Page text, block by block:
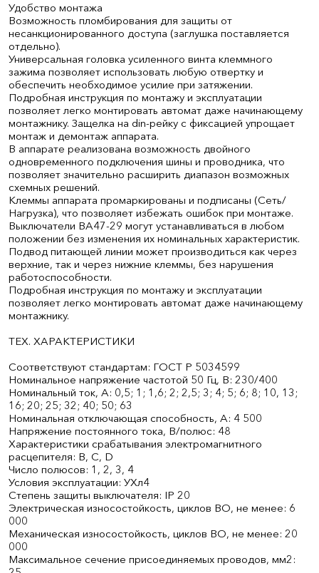
Удобство монтажа
Возможность пломбирования для защиты от
несанкционированного доступа (заглушка поставляется
отдельно).
Универсальная головка усиленного винта клеммного
зажима позволяет использовать любую отвертку и
обеспечить необходимое усилие при затяжении.
Подробная инструкция по монтажу и эксплуатации
позволяет легко монтировать автомат даже начинающему
монтажнику. Защелка на din-рейку с фиксацией упрощает
монтаж и демонтаж аппарата.
В аппарате реализована возможность двойного
одновременного подключения шины и проводника, что
позволяет значительно расширить диапазон возможных
схемных решений.
Клеммы аппарата промаркированы и подписаны (Сеть/
Нагрузка), что позволяет избежать ошибок при монтаже.
Выключатели ВА47-29 могут устанавливаться в любом
положении без изменения их номинальных характеристик.
Подвод питающей линии может производиться как через
верхние, так и через нижние клеммы, без нарушения
работоспособности.
Подробная инструкция по монтажу и эксплуатации
позволяет легко монтировать автомат даже начинающему
монтажнику.
ТЕХ. ХАРАКТЕРИСТИКИ
Соответствуют стандартам: ГОСТ Р 50345­99
Номинальное напряжение частотой 50 Гц, В: 230/400
Номинальный ток, А: 0,5; 1; 1,6; 2; 2,5; 3; 4; 5; 6; 8; 10, 13;
16; 20; 25; 32; 40; 50; 63
Номинальная отключающая способность, А: 4 500
Напряжение постоянного тока, В/полюс: 48
Характеристики срабатывания электромагнитного
расцепителя: В, С, D
Число полюсов: 1, 2, 3, 4
Условия эксплуатации: УХл4
Степень защиты выключателя: IP 20
Электрическая износостойкость, циклов В­О, не менее: 6
000
Механическая износостойкость, циклов В­О, не менее: 20
000
Максимальное сечение присоединяемых проводов, мм2: